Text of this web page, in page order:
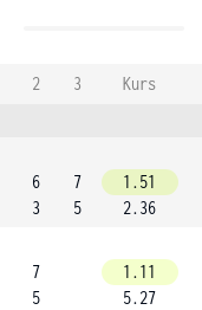
2 3
Kurs
6
3
7
5
1.51
2.36
7
5
1.11
5.27